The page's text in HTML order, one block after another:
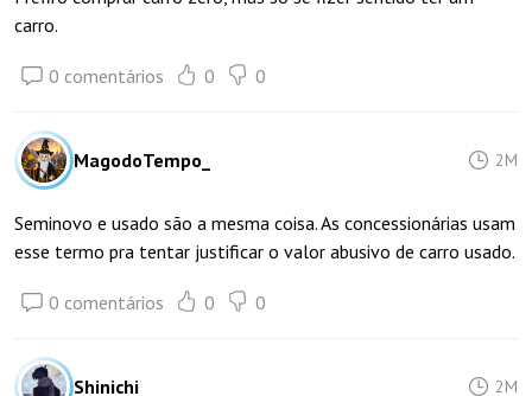
carro.
0 comentários 0 0
MagodoTempo_ 2M
Seminovo e usado são a mesma coisa. As concessionárias usam
esse termo pra tentar justificar o valor abusivo de carro usado.
0 comentários 0 0
Shinichi 2M